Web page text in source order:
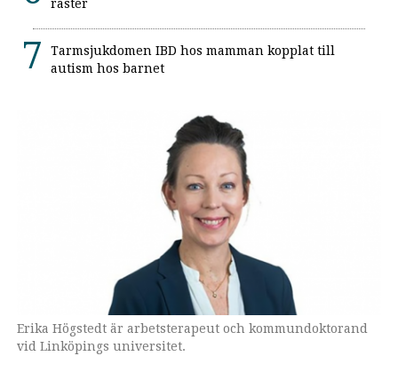
raster
Tarmsjukdomen IBD hos mamman kopplat till
autism hos barnet
Erika Högstedt är arbetsterapeut och kommundoktorand
vid Linköpings universitet.